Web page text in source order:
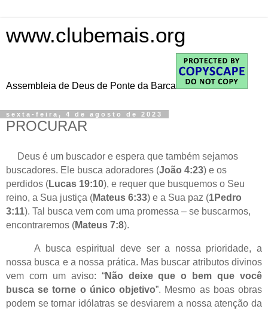
www.clubemais.org
Assembleia de Deus de Ponte da Barca
sexta-feira, 4 de agosto de 2023
PROCURAR
Deus é um buscador e espera que também sejamos
buscadores. Ele busca adoradores (João 4:23) e os
perdidos (Lucas 19:10), e requer que busquemos o Seu
reino, a Sua justiça (Mateus 6:33) e a Sua paz (1Pedro
3:11). Tal busca vem com uma promessa – se buscarmos,
encontraremos (Mateus 7:8).
A busca espiritual deve ser a nossa prioridade, a
nossa busca e a nossa prática. Mas buscar atributos divinos
vem com um aviso: “Não deixe que o bem que você
busca se torne o único objetivo”. Mesmo as boas obras
podem se tornar idólatras se desviarem a nossa atenção da